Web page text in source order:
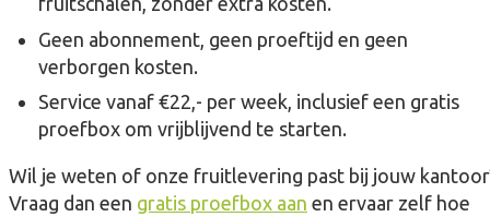
Geen abonnement, geen proeftijd en geen
verborgen kosten.
Service vanaf €22,- per week, inclusief een gratis
proefbox om vrijblijvend te starten.
Wil je weten of onze fruitlevering past bij jouw
Vraag dan een gratis proefbox aan en ervaar zelf hoe